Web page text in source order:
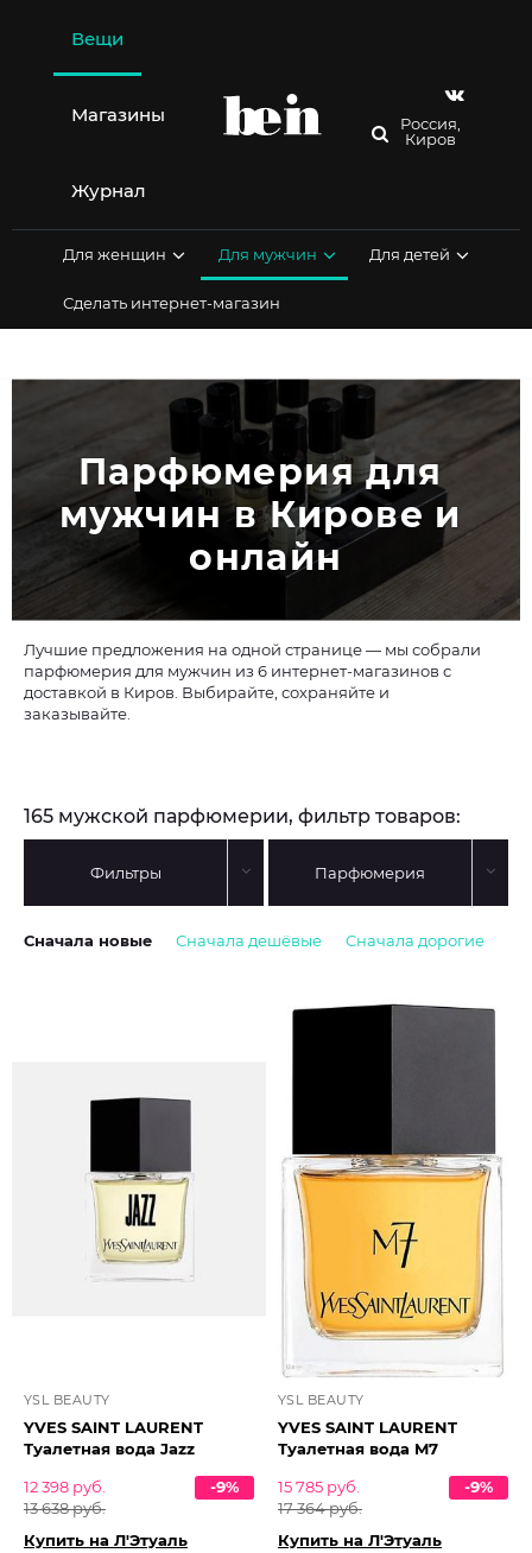
содержимому
Вещи
Магазины
Журнал
Россия,
Киров
Для женщин Для мужчин Для детей
Сделать интернет-магазин
Парфюмерия для
мужчин в Кирове и
онлайн
Лучшие предложения на одной странице — мы собрали
парфюмерия для мужчин из 6 интернет-магазинов с
доставкой в Киров. Выбирайте, сохраняйте и
заказывайте.
165 мужской парфюмерии, фильтр товаров:
Фильтры Парфюмерия
Сначала новые Сначала дешёвые Сначала дорогие
YSL BEAUTY
YVES SAINT LAURENT
Туалетная вода Jazz
12 398 руб.
13 638 руб.
-9%
Купить на Л'Этуаль
YSL BEAUTY
YVES SAINT LAURENT
Туалетная вода M7
15 785 руб.
17 364 руб.
-9%
Купить на Л'Этуаль